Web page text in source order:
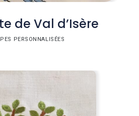
de Val d’Isère
PERSONNALISÉES